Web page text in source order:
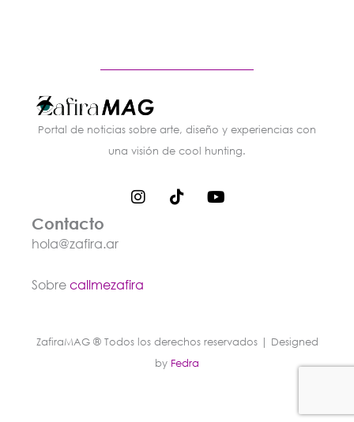
Portal de noticias sobre arte, diseño y experiencias con
una visión de cool hunting.
I
n
r
T
i
Y
o
Contacto
hola@zafira.ar
Sobre callmezafira
ZafiraMAG ® Todos los derechos reservados | Designed
by Fedra